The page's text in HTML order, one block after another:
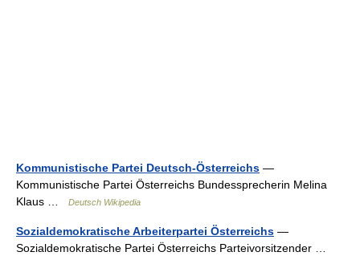
Kommunistische Partei Deutsch-Österreichs —
Kommunistische Partei Österreichs Bundessprecherin Melina
Klaus …
Deutsch Wikipedia
Sozialdemokratische Arbeiterpartei Österreichs —
Sozialdemokratische Partei Österreichs Parteivorsitzender …